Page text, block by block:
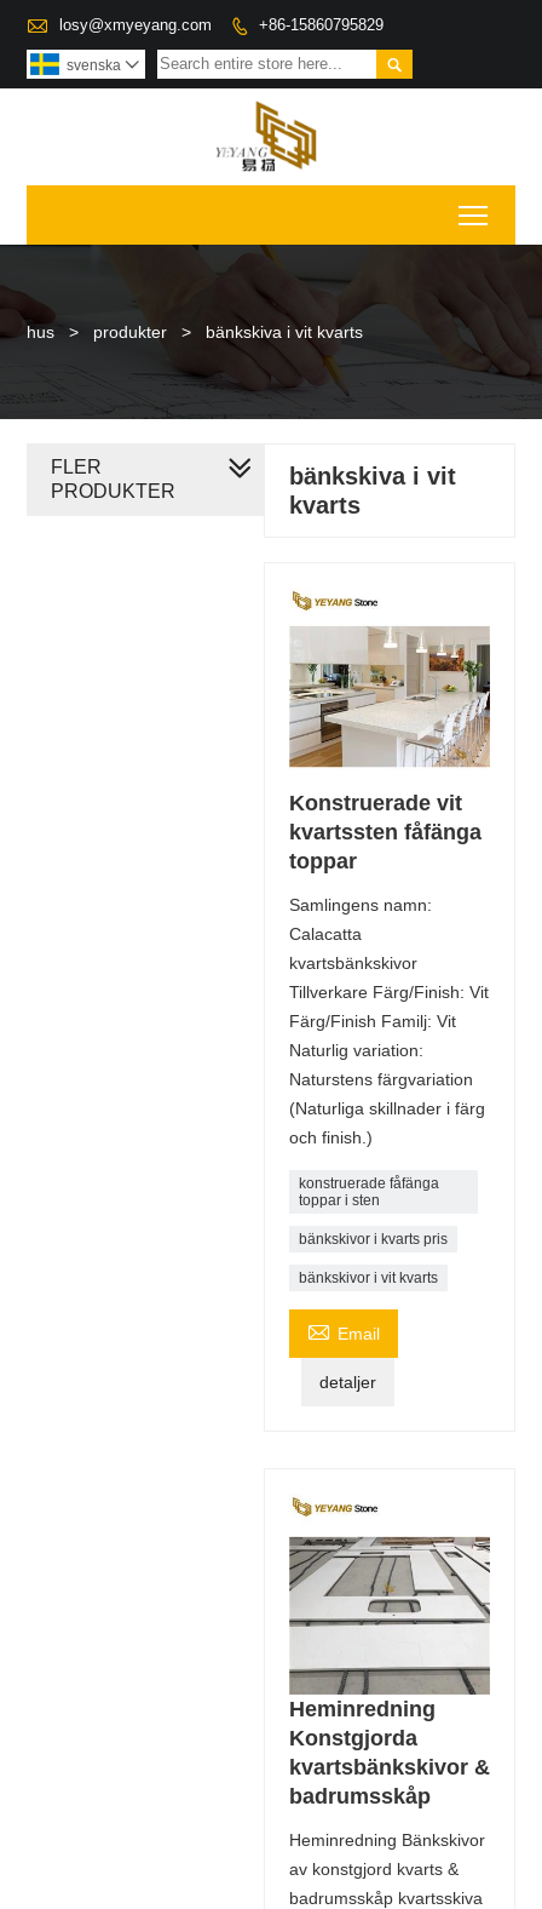
 losy@xmyeyang.com  +86-15860795829

svenska 
hus > produkter > bänkskiva i vit kvarts
bänkskiva i vit
kvarts
Konstruerade vit
kvartssten fåfänga
toppar
Samlingens namn:
Calacatta
kvartsbänkskivor
Tillverkare Färg/Finish: Vit
Färg/Finish Familj: Vit
Naturlig variation:
Naturstens färgvariation
(Naturliga skillnader i färg
och finish.)
konstruerade fåfänga
toppar i sten
bänkskivor i kvarts pris
bänkskivor i vit kvarts
 Email
detaljer
Heminredning
Konstgjorda
kvartsbänkskivor &
badrumsskåp
Heminredning Bänkskivor
av konstgjord kvarts &
badrumsskåp kvartsskiva
FLER
PRODUKTER